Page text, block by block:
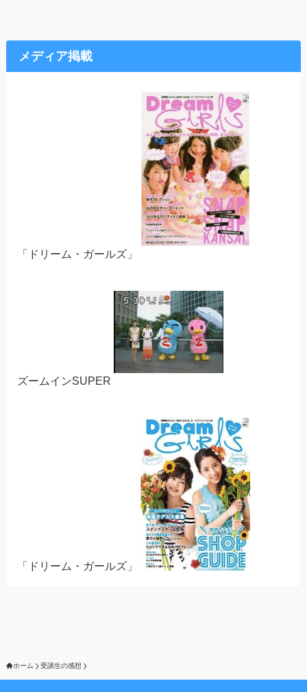
メディア掲載
「ドリーム・ガールズ」
ズームインSUPER
「ドリーム・ガールズ」
ホーム 受講生の感想